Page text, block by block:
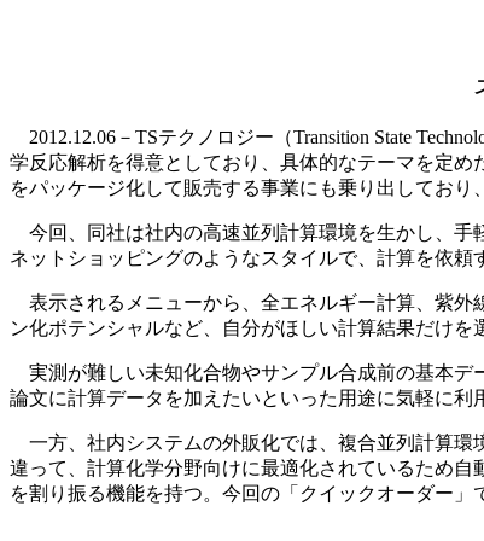
2012.12.06－TSテクノロジー（Transition State
学反応解析を得意としており、具体的なテーマを定
をパッケージ化して販売する事業にも乗り出しており
今回、同社は社内の高速並列計算環境を生かし、手
ネットショッピングのようなスタイルで、計算を依頼
表示されるメニューから、全エネルギー計算、紫外
ン化ポテンシャルなど、自分がほしい計算結果だけ
実測が難しい未知化合物やサンプル合成前の基本デ
論文に計算データを加えたいといった用途に気軽に利
一方、社内システムの外販化では、複合並列計算環
違って、計算化学分野向けに最適化されているため
を割り振る機能を持つ。今回の「クイックオーダー」